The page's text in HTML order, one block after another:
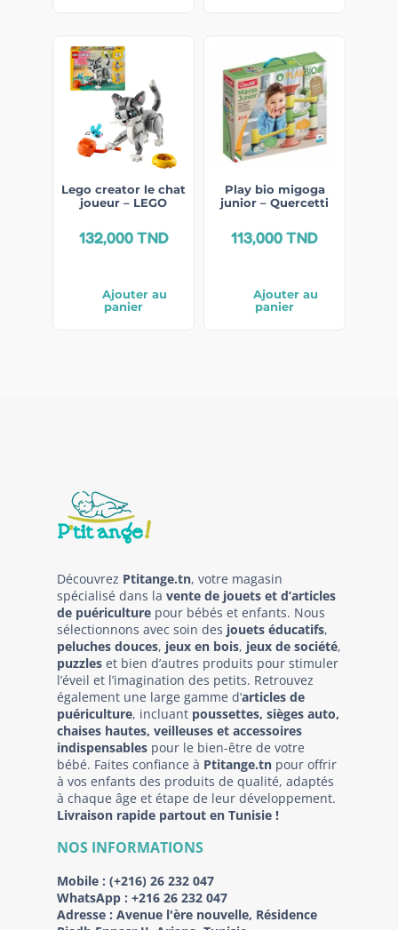
Lego creator le chat
joueur – LEGO
132,000TND
Ajouter au
panier
Play bio migoga
junior – Quercetti
113,000TND
Ajouter au
panier
Découvrez Ptitange.tn, votre magasin
spécialisé dans la vente de jouets et d’articles
de puériculture pour bébés et enfants. Nous
sélectionnons avec soin des jouets éducatifs,
peluches douces, jeux en bois, jeux de société,
puzzles et bien d’autres produits pour stimuler
l’éveil et l’imagination des petits. Retrouvez
également une large gamme d’articles de
puériculture, incluant poussettes, sièges auto,
chaises hautes, veilleuses et accessoires
indispensables pour le bien-être de votre
bébé. Faites confiance à Ptitange.tn pour offrir
à vos enfants des produits de qualité, adaptés
à chaque âge et étape de leur développement.
Livraison rapide partout en Tunisie !
NOS INFORMATIONS
Mobile : (+216) 26 232 047
WhatsApp : +216 26 232 047
Adresse : Avenue l'ère nouvelle, Résidence